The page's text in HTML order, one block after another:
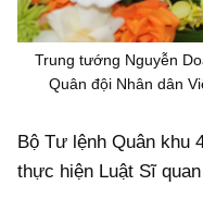
Trung tướng Nguyễn
Quân đội Nhân dân
Bộ Tư lệnh Quân khu
thực hiện Luật Sĩ